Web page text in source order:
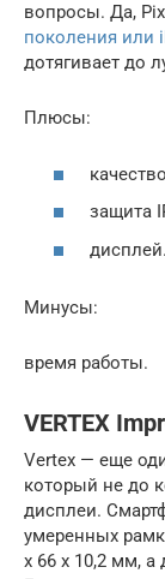
вопросы. Да,
поколения или
дотягивает до
Плюсы:
защита
дисплей.
Минусы:
время работы.
VERTEX
Vertex — еще
который не до
дисплеи.
умеренных
x 66 x 10,2 мм,